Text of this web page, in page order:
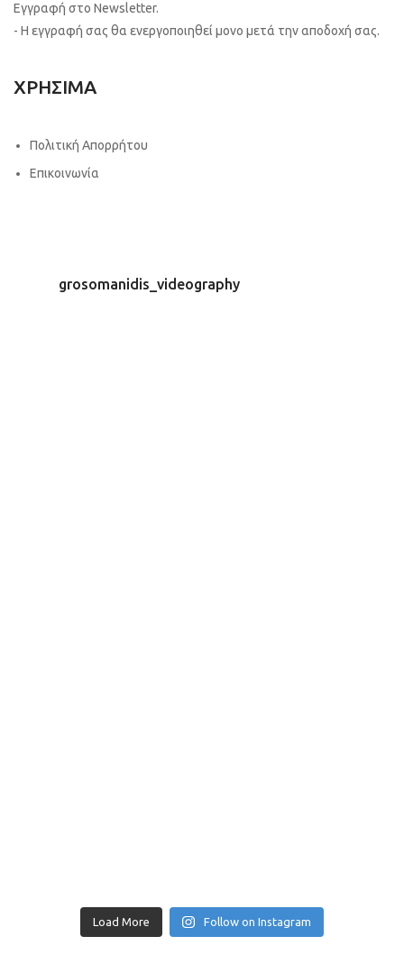
Εγγραφή στο Newsletter.
- Η εγγραφή σας θα ενεργοποιηθεί μονο μετά την αποδοχή σας.
ΧΡΗΣΙΜΑ
Πολιτική Απορρήτου
Επικοινωνία
grosomanidis_videography
Load More Follow on Instagram